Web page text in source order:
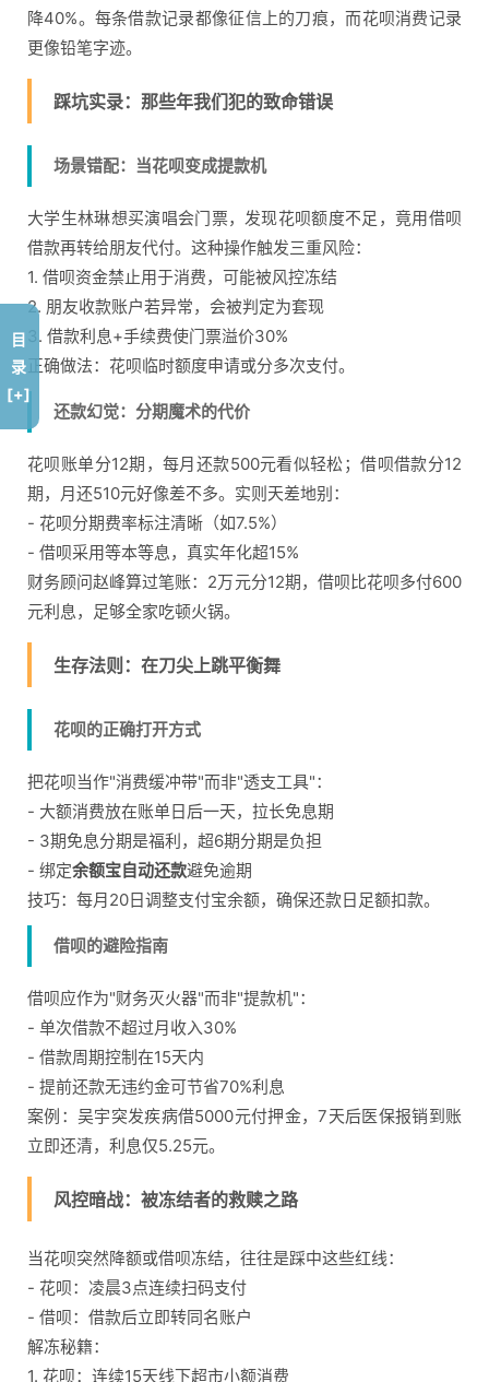
降40%。每条借款记录都像征信上的刀痕，而花呗消费记录
更像铅笔字迹。
踩坑实录：那些年我们犯的致命错误
场景错配：当花呗变成提款机
大学生林琳想买演唱会门票，发现花呗额度不足，竟用借呗
借款再转给朋友代付。这种操作触发三重风险：
1. 借呗资金禁止用于消费，可能被风控冻结
2. 朋友收款账户若异常，会被判定为套现
3. 借款利息+手续费使门票溢价30%
正确做法：花呗临时额度申请或分多次支付。
还款幻觉：分期魔术的代价
花呗账单分12期，每月还款500元看似轻松；借呗借款分12
期，月还510元好像差不多。实则天差地别：
- 花呗分期费率标注清晰（如7.5%）
- 借呗采用等本等息，真实年化超15%
财务顾问赵峰算过笔账：2万元分12期，借呗比花呗多付600
元利息，足够全家吃顿火锅。
生存法则：在刀尖上跳平衡舞
花呗的正确打开方式
把花呗当作"消费缓冲带"而非"透支工具"：
- 大额消费放在账单日后一天，拉长免息期
- 3期免息分期是福利，超6期分期是负担
- 绑定余额宝自动还款避免逾期
技巧：每月20日调整支付宝余额，确保还款日足额扣款。
借呗的避险指南
借呗应作为"财务灭火器"而非"提款机"：
- 单次借款不超过月收入30%
- 借款周期控制在15天内
- 提前还款无违约金可节省70%利息
案例：吴宇突发疾病借5000元付押金，7天后医保报销到账
立即还清，利息仅5.25元。
风控暗战：被冻结者的救赎之路
当花呗突然降额或借呗冻结，往往是踩中这些红线：
- 花呗：凌晨3点连续扫码支付
- 借呗：借款后立即转同名账户
解冻秘籍：
1. 花呗：连续15天线下超市小额消费
目
录
[+]